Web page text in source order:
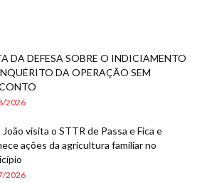
DA DEFESA SOBRE O INDICIAMENTO
DA OPERAÇÃO SEM
2026
João visita o STTR de Passa e Fica e
ações da agricultura familiar no
2026